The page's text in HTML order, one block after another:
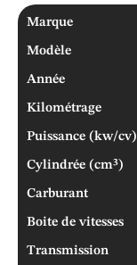
Marque
Modèle
Année
Kilométrage
Puissance (kw/cv)
Cylindrée (cm³)
Carburant
Boite de vitesses
Transmission